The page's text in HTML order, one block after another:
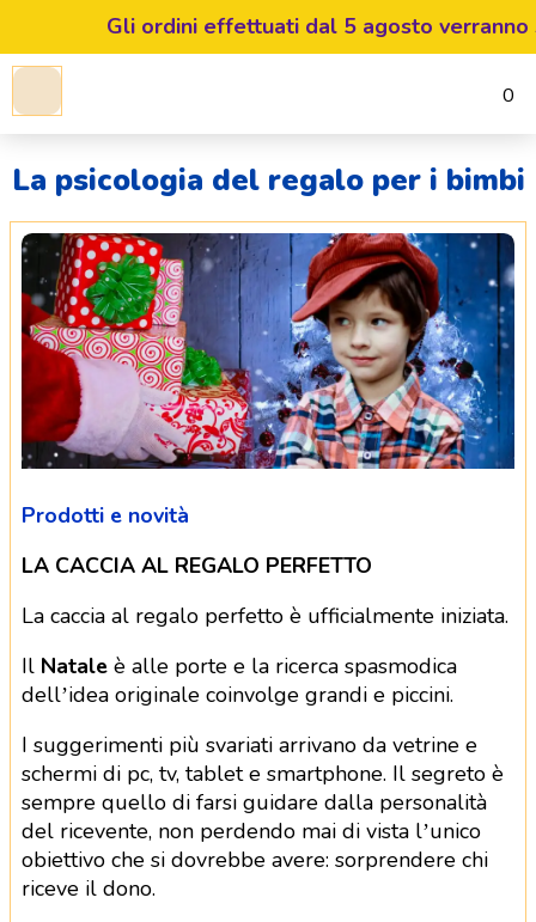
Gli ordini effettuati dal 5 agosto verranno
0
La psicologia del regalo per i bimbi
Prodotti e novità
LA CACCIA AL REGALO PERFETTO
La caccia al regalo perfetto è ufficialmente iniziata.
Il Nataleè alle porte e la ricerca spasmodica
dell’idea originale coinvolge grandi e piccini.
I suggerimenti più svariati arrivano da vetrine e
schermi di pc, tv, tablet e smartphone. Il segreto è
sempre quello di farsi guidare dalla personalità
del ricevente, non perdendo mai di vista l’unico
obiettivo che si dovrebbe avere: sorprendere chi
riceve il dono.